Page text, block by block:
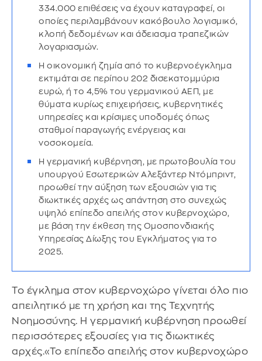
334.000 επιθέσεις να έχουν καταγραφεί, οι
οποίες περιλαμβάνουν κακόβουλο λογισμικό,
κλοπή δεδομένων και άδειασμα τραπεζικών
λογαριασμών.
Η οικονομική ζημία από το κυβερνοέγκλημα
εκτιμάται σε περίπου 202 δισεκατομμύρια
ευρώ, ή το 4,5% του γερμανικού ΑΕΠ, με
θύματα κυρίως επιχειρήσεις, κυβερνητικές
υπηρεσίες και κρίσιμες υποδομές όπως
σταθμοί παραγωγής ενέργειας και
νοσοκομεία.
Η γερμανική κυβέρνηση, με πρωτοβουλία του
υπουργού Εσωτερικών Αλεξάντερ Ντόμπριντ,
προωθεί την αύξηση των εξουσιών για τις
διωκτικές αρχές ως απάντηση στο συνεχώς
υψηλό επίπεδο απειλής στον κυβερνοχώρο,
με βάση την έκθεση της Ομοσπονδιακής
Υπηρεσίας Δίωξης του Εγκλήματος για το
2025.
Το έγκλημα στον κυβερνοχώρο γίνεται όλο πιο
απειλητικό με τη χρήση και της Τεχνητής
Νοημοσύνης. H γερμανική κυβέρνηση προωθεί
περισσότερες εξουσίες για τις διωκτικές
αρχές.«Το επίπεδο απειλής στον κυβερνοχώρο